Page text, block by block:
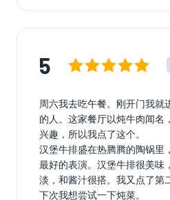
5
周六我去吃午餐。刚开门我就
的人。这家餐厅以炖牛肉闻名
兴趣，所以我点了这个。
汉堡牛排盛在热腾腾的陶锅里
最好的表演。汉堡牛排很美味
淡，和酱汁很搭。我又点了第
下次我想尝试一下炖菜。